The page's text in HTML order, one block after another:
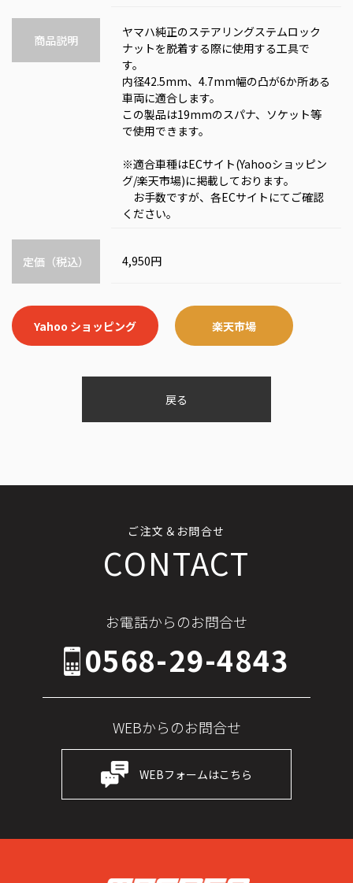
商品説明
ヤマハ純正のステアリングステムロック
ナットを脱着する際に使用する工具で
す。
内径42.5mm、4.7mm幅の凸が6か所ある
車両に適合します。
この製品は19mmのスパナ、ソケット等
で使用できます。
※適合車種はECサイト(Yahooショッピン
グ/楽天市場)に掲載しております。
お手数ですが、各ECサイトにてご確認
ください。
定価（税込） 4,950円
Yahoo ショッピング 楽天市場
戻る
ご注文＆お問合せ
CONTACT
お電話からのお問合せ
0568-29-4843
WEBからのお問合せ
WEBフォームはこちら